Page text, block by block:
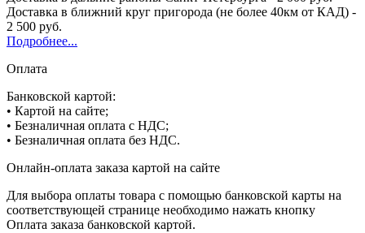
Доставка в ближний круг пригорода (не более 40км от КАД) -
2 500 руб.
Подробнее...
Оплата
Банковской картой:
• Картой на сайте;
• Безналичная оплата с НДС;
• Безналичная оплата без НДС.
Онлайн-оплата заказа картой на сайте
Для выбора оплаты товара с помощью банковской карты на
соответствующей странице необходимо нажать кнопку
Оплата заказа банковской картой.